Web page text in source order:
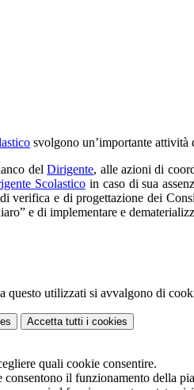
svolgono un’importante
delDirigente, alle azioni di
Scolasticoin caso di sua
verifica e di progettazione dei
e di implementare e
questo utilizzati si avvalgono di
Accetta tutti i cookies
quali cookie consentire.
consentono il funzionamento della